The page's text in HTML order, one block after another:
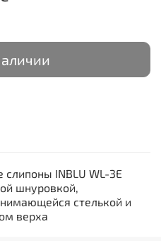
INBLU WL-3E
шнуровкой,
стелькой и
верха